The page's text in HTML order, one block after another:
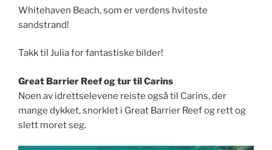
Whitehaven Beach, som er verdens hviteste
sandstrand!
Takk til Julia for fantastiske bilder!
Great Barrier Reef og tur til Carins
Noen av idrettselevene reiste også til Carins, der
mange dykket, snorklet i Great Barrier Reef og rett og
slett moret seg.